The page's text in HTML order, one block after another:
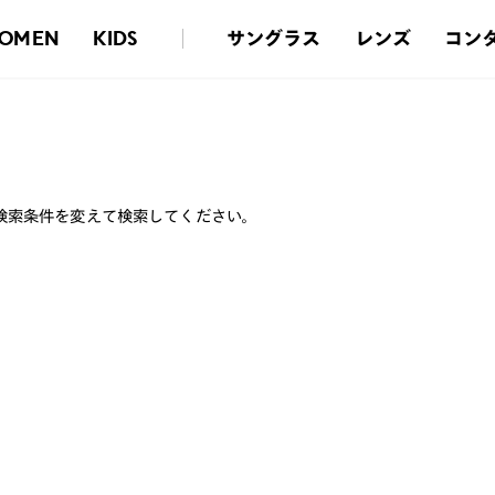
KIDS サングラス レンズ コン
条件を変えて検索してください。